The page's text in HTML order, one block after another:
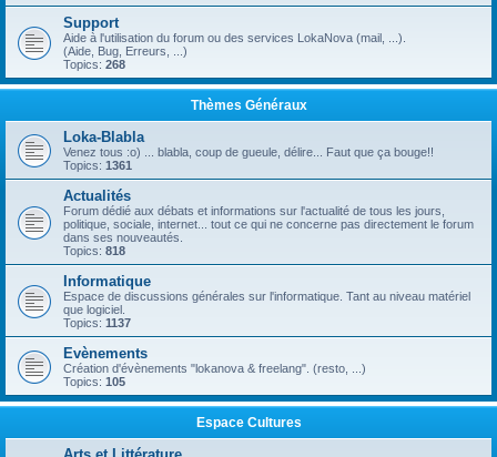
Support
Aide à l'utilisation du forum ou des services LokaNova (mail, ...).
(Aide, Bug, Erreurs, ...)
Topics: 268
Thèmes Généraux
Loka-Blabla
Venez tous :o) ... blabla, coup de gueule, délire... Faut que ça bouge!!
Topics: 1361
Actualités
Forum dédié aux débats et informations sur l'actualité de tous les jours,
politique, sociale, internet... tout ce qui ne concerne pas directement le forum
dans ses nouveautés.
Topics: 818
Informatique
Espace de discussions générales sur l'informatique. Tant au niveau matériel
que logiciel.
Topics: 1137
Evènements
Création d'évènements "lokanova & freelang". (resto, ...)
Topics: 105
Espace Cultures